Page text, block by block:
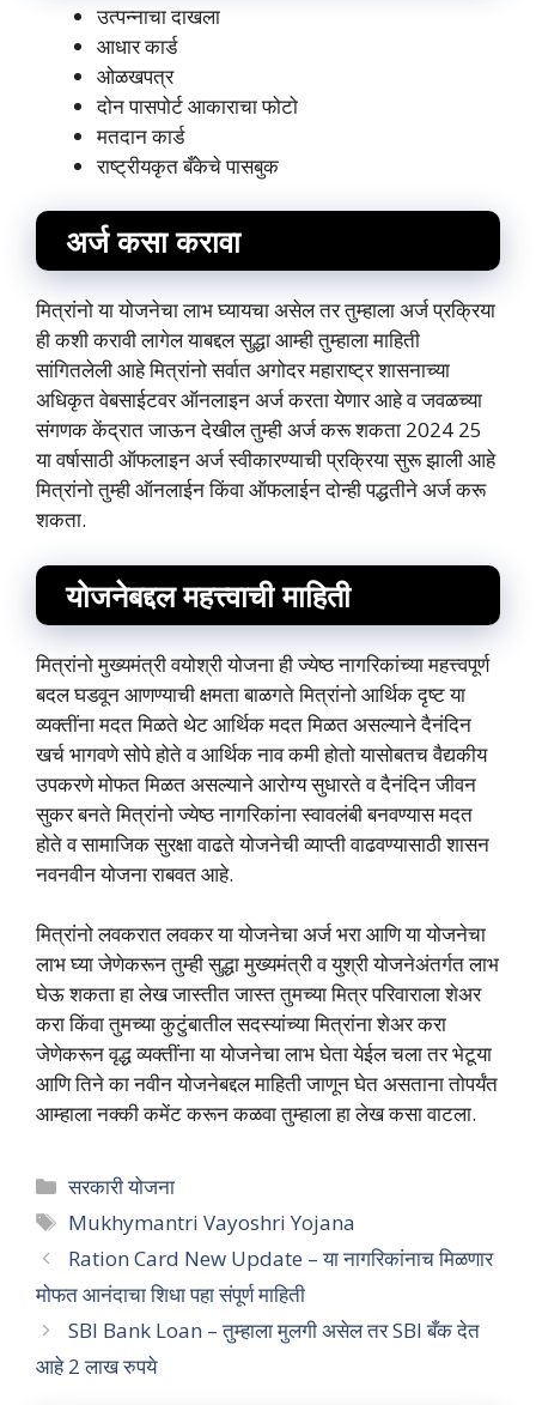
उत्पन्नाचा दाखला
आधार कार्ड
ओळखपत्र
दोन पासपोर्ट आकाराचा फोटो
मतदान कार्ड
राष्ट्रीयकृत बँकेचे पासबुक
अर्ज कसा करावा
मित्रांनो या योजनेचा लाभ घ्यायचा असेल तर तुम्हाला अर्ज प्रक्रिया
ही कशी करावी लागेल याबद्दल सुद्धा आम्ही तुम्हाला माहिती
सांगितलेली आहे मित्रांनो सर्वात अगोदर महाराष्ट्र शासनाच्या
अधिकृत वेबसाईटवर ऑनलाइन अर्ज करता येणार आहे व जवळच्या
संगणक केंद्रात जाऊन देखील तुम्ही अर्ज करू शकता 2024 25
या वर्षासाठी ऑफलाइन अर्ज स्वीकारण्याची प्रक्रिया सुरू झाली आहे
मित्रांनो तुम्ही ऑनलाईन किंवा ऑफलाईन दोन्ही पद्धतीने अर्ज करू
शकता.
योजनेबद्दल महत्त्वाची माहिती
मित्रांनो मुख्यमंत्री वयोश्री योजना ही ज्येष्ठ नागरिकांच्या महत्त्वपूर्ण
बदल घडवून आणण्याची क्षमता बाळगते मित्रांनो आर्थिक दृष्ट या
व्यक्तींना मदत मिळते थेट आर्थिक मदत मिळत असल्याने दैनंदिन
खर्च भागवणे सोपे होते व आर्थिक नाव कमी होतो यासोबतच वैद्यकीय
उपकरणे मोफत मिळत असल्याने आरोग्य सुधारते व दैनंदिन जीवन
सुकर बनते मित्रांनो ज्येष्ठ नागरिकांना स्वावलंबी बनवण्यास मदत
होते व सामाजिक सुरक्षा वाढते योजनेची व्याप्ती वाढवण्यासाठी शासन
नवनवीन योजना राबवत आहे.
मित्रांनो लवकरात लवकर या योजनेचा अर्ज भरा आणि या योजनेचा
लाभ घ्या जेणेकरून तुम्ही सुद्धा मुख्यमंत्री व युश्री योजनेअंतर्गत लाभ
घेऊ शकता हा लेख जास्तीत जास्त तुमच्या मित्र परिवाराला शेअर
करा किंवा तुमच्या कुटुंबातील सदस्यांच्या मित्रांना शेअर करा
जेणेकरून वृद्ध व्यक्तींना या योजनेचा लाभ घेता येईल चला तर भेटूया
आणि तिने का नवीन योजनेबद्दल माहिती जाणून घेत असताना तोपर्यंत
आम्हाला नक्की कमेंट करून कळवा तुम्हाला हा लेख कसा वाटला.
Categories
सरकारी योजना
Tags
Mukhymantri Vayoshri Yojana
Ration Card New Update – या नागरिकांनाच मिळणार
मोफत आनंदाचा शिधा पहा संपूर्ण माहिती
SBI Bank Loan – तुम्हाला मुलगी असेल तर SBI बँक देत
आहे 2 लाख रुपये